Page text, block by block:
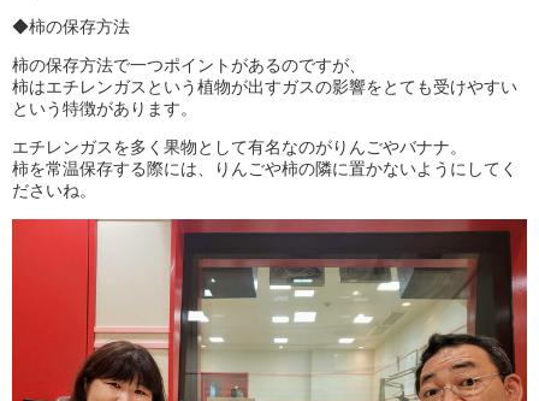
◆柿の保存方法
柿の保存方法で一つポイントがあるのですが、
柿はエチレンガスという植物が出すガスの影響をとても受けやすい
という特徴があります。
エチレンガスを多く果物として有名なのがりんごやバナナ。
柿を常温保存する際には、りんごや柿の隣に置かないようにしてく
ださいね。